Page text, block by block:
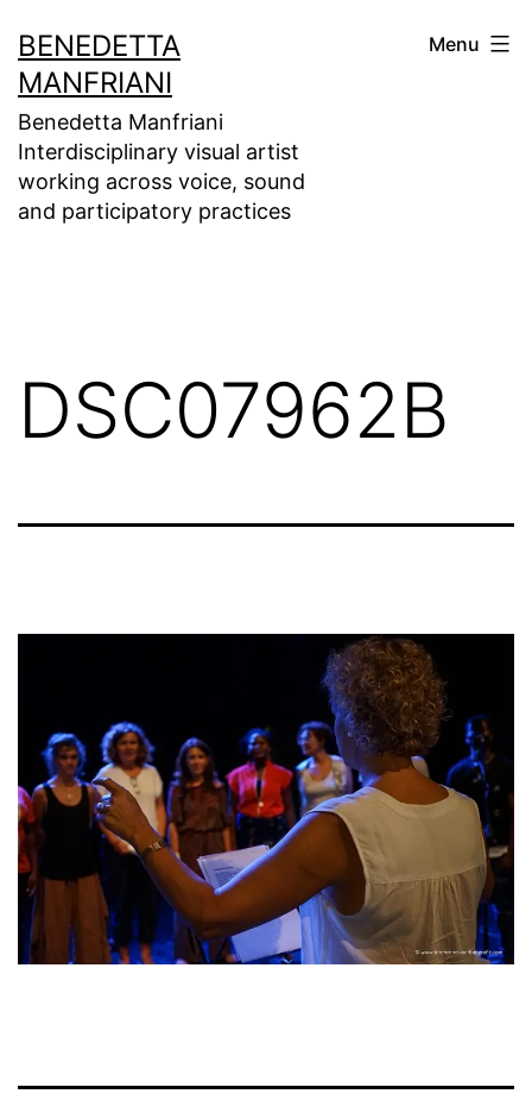
to
content
BENEDETTA
MANFRIANI
Benedetta Manfriani
Interdisciplinary visual artist
working across voice, sound
and participatory practices
Menu
DSC07962B